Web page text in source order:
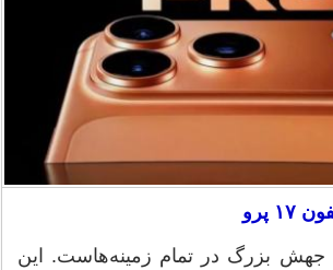
پرو
پرو یک جهش بزرگ در تمام زمینه‌هاست. این